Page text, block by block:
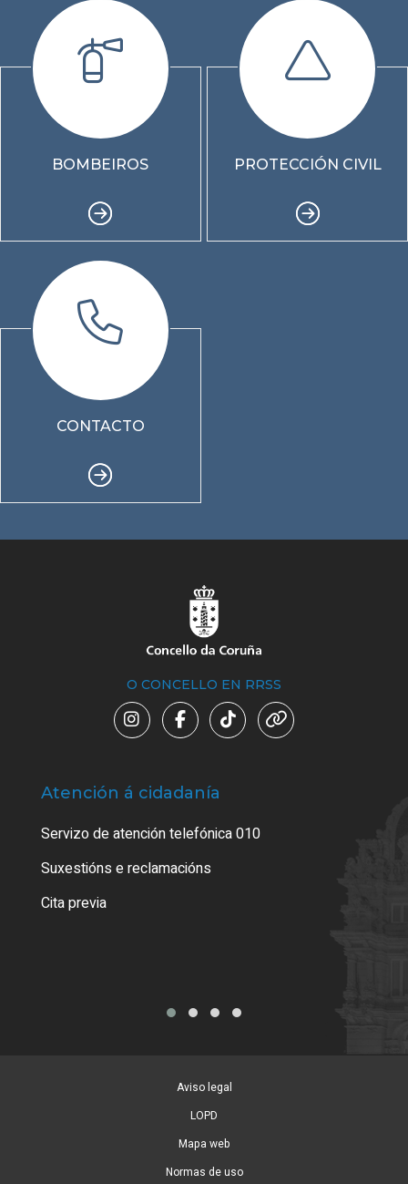
BOMBEIROS PROTECCIÓN CIVIL
CONTACTO
O CONCELLO EN RRSS
Atención á cidadanía
Servizo de atención telefónica 010
Suxestións e reclamacións
Cita previa
Aviso legal
LOPD
Mapa web
Normas de uso